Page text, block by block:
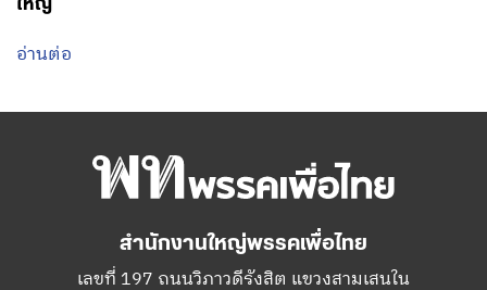
ใหญ่
อ่านต่อ
สำนักงานใหญ่พรรคเพื่อไทย
เลขที่ 197 ถนนวิภาวดีรังสิต แขวงสามเสนใน